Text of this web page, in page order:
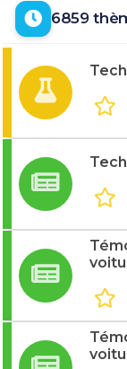
6859